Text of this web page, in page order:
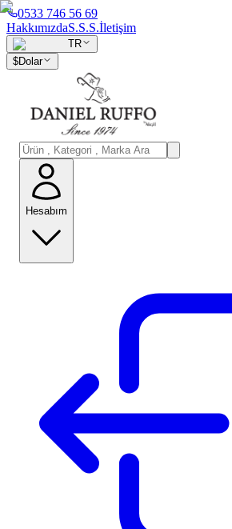
0533 746 56 69
HakkımızdaS.S.S.İletişim
TR
$Dolar
Hesabım